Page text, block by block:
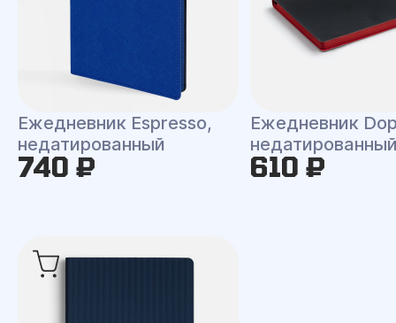
Ежедневник Espresso,
недатированный
740 ₽
Ежедневник
610 ₽